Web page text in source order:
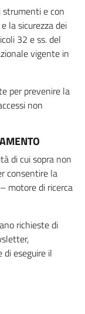
e con
la sicurezza dei
32 e ss. del
vigente in
per prevenire la
non
di cui sopra non
consentire la
motore di ricerca
richieste di
di eseguire il